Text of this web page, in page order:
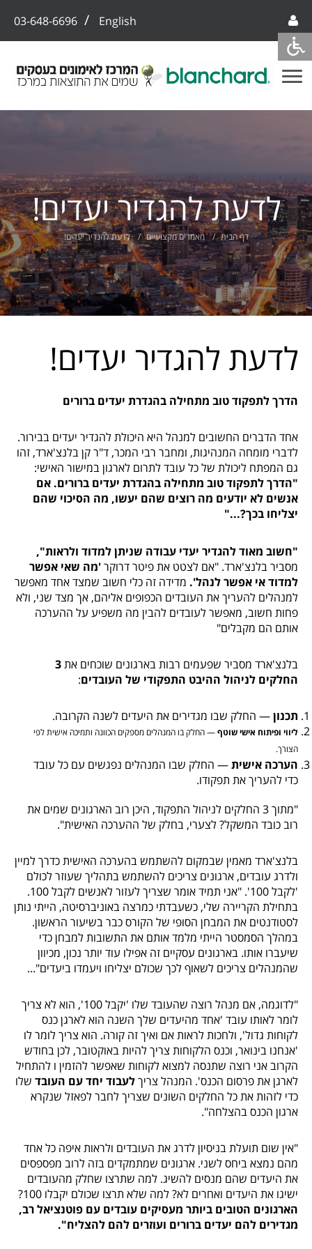
03-648-6696 / English
לדעת להגדיר יעדים!
דף הבית מאמרים מקצועיים לדעת להגדיר יעדים!
לדעת להגדיר יעדים!
הדרך לתפקוד טוב מתחילה בהגדרת יעדים ברורים
אחד הדברים החשובים למנהל היא היכולת להגדיר יעדים בבירור.
לדברי מומחה המנהיגות, ומחבר רבי המכר, ד"ר קן בלנצ'ארד, זהו
גם המפתח ליכולת של כל עובד לתרום לארגון במישור האישי:
"הדרך לתפקוד טוב מתחילה בהגדרת יעדים ברורים. אם
אנשים לא יודעים מה רוצים שהם יעשו, מה הסיכוי שהם
יצליחו בכך?..."
"חשוב מאוד להגדיר יעדי עבודה שניתן למדוד ולראות",
מסביר בלנצ'ארד. "אם לצטט את פיטר דרוקר'מה שאי אפשר
למדוד אי אפשר לנהל'. מדידה זה כלי חשוב שמצד אחד מאפשר
למנהלים להעריך את העובדים הכפופים אליהם, אך מצד שני, ולא
פחות חשוב, מאפשר לעובדים להבין מה משפיע על ההערכה
אותם הם מקבלים"
בלנצ'ארד מסביר שפעמים רבות בארגונים שוכחים את3
החלקים לניהול ההיבט התפקודי של העובדים:
תכנון— החלק שבו מגדירים את היעדים לשנה הקרובה.
ליווי ופיתוח אישי שוטף— החלק בו המנהלים מספקים הכוונה ותמיכה אישית לפי
הצורך.
הערכה אישית— החלק שבו המנהלים נפגשים עם כל עובד
כדי להעריך את תפקודו.
"מתוך 3 החלקים לניהול התפקוד, היכן רוב הארגונים שמים את
רוב כובד המשקל? לצערי, בחלק של ההערכה האישית".
בלנצ'ארד מאמין שבמקום להשתמש בהערכה האישית כדרך למיין
ולדרג עובדים, ארגונים צריכים להשתמש בתהליך שעוזר לכולם
'לקבל 100'. "אני תמיד אומר שצריך לעזור לאנשים לקבל 100.
בתחילת הקריירה שלי, כשעבדתי כמרצה באוניברסיטה, הייתי נותן
לסטודנטים את המבחן הסופי של הקורס כבר בשיעור הראשון.
במהלך הסמסטר הייתי מלמד אותם את התשובות למבחן כדי
שיעברו אותו. בארגונים עסקיים זה אפילו עוד יותר נכון, מכיוון
שהמנהלים צריכים לשאוף לכך שכולם יצליחו ויעמדו ביעדים"...
"לדוגמה, אם מנהל רוצה שהעובד שלו 'יקבל 100', הוא לא צריך
לומר לאותו עובד 'אחד מהיעדים שלך השנה הוא לארגן כנס
לקוחות גדול', ולחכות לראות אם ואיך זה קורה. הוא צריך לומר לו
'אנחנו בינואר, וכנס הלקוחות צריך להיות באוקטובר, לכן בחודש
הקרוב אני רוצה שתנסה למצוא לקוחות שאפשר להזמין ו להתחיל
לארגן את פרסום הכנס'. המנהל צריךלעבוד יחד עם העובד שלו
כדי לזהות את כל החלקים השונים שצריך לחבר לפאזל שנקרא
ארגון הכנס בהצלחה".
"אין שום תועלת בניסיון לדרג את העובדים ולראות איפה כל אחד
מהם נמצא ביחס לשני. ארגונים שמתמקדים בזה לרוב מפספסים
את היעדים שהם מנסים להשיג. למה שתרצו שחלק מהעובדים
ישיגו את היעדים ואחרים לא? למה שלא תרצו שכולם יקבלו 100?
הארגונים הטובים ביותר מעסיקים עובדים עם פוטנציאל רב,
מגדירים להם יעדים ברורים ועוזרים להם להצליח".